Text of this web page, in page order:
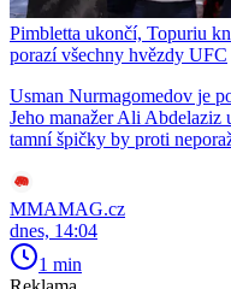
Pimbletta ukončí, Topuriu
porazí všechny hvězdy UFC
Usman Nurmagomedov je
Jeho manažer Ali
tamní špičky by proti
MMAMAG.cz
dnes, 14:04
1 min